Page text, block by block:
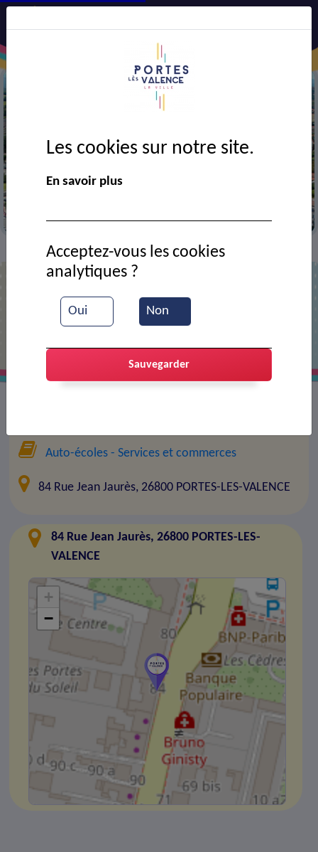
> Contact >Auto Ecole Chaumartin
Auto Ecole Chaumartin
Auto-écoles - Services et commerces
84 Rue Jean Jaurès, 26800 PORTES-LES-VALENCE
84 Rue Jean Jaurès, 26800 PORTES-LES-
VALENCE
+
−
Les cookies sur notre site.
En savoir plus
Oui Non
Acceptez-vous les cookies
analytiques ?
Sauvegarder